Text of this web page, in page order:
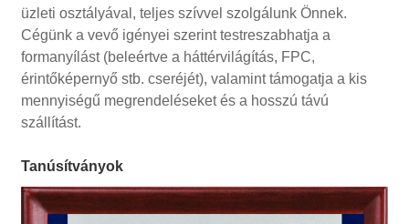
üzleti osztályával, teljes szívvel szolgálunk Önnek.
Cégünk a vevő igényei szerint testreszabhatja a
formanyílást (beleértve a háttérvilágítás, FPC,
érintőképernyő stb. cseréjét), valamint támogatja a kis
mennyiségű megrendeléseket és a hosszú távú
szállítást.
Tanúsítványok